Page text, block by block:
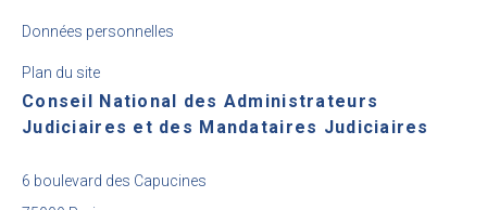
Données personnelles
Plan du site
Conseil National des Administrateurs
Judiciaires et des Mandataires Judiciaires
6 boulevard des Capucines